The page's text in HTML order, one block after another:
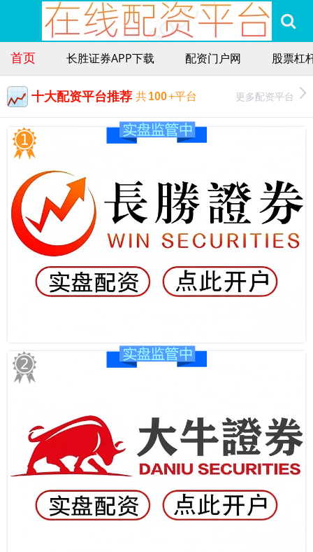
首页 长胜证券APP下载 配资门户网 股票杠
十大配资平台推荐 共100+平台 更多配资平台